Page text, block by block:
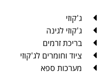
ג'קוזי
ג'קוזי לגינה
בריכת זרמים
ציוד וחומרים לג'קוזי
מערכות ספא